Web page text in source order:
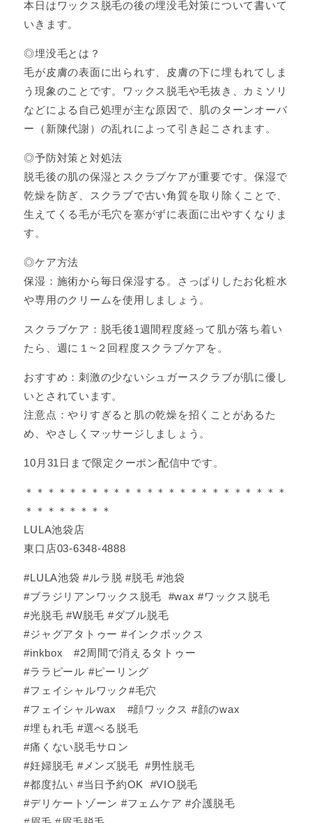
本日はワックス脱毛の後の埋没毛対策について書いて
いきます。
◎埋没毛とは？
毛が皮膚の表面に出られす、皮膚の下に埋もれてしま
う現象のことです。ワックス脱毛や毛抜き、カミソリ
などによる自己処理が主な原因で、肌のターンオーバ
ー（新陳代謝）の乱れによって引き起こされます。
◎予防対策と対処法
脱毛後の肌の保湿とスクラブケアが重要です。保湿で
乾燥を防ぎ、スクラブで古い角質を取り除くことで、
生えてくる毛が毛穴を塞がずに表面に出やすくなりま
す。
◎ケア方法
保湿：施術から毎日保湿する。さっぱりしたお化粧水
や専用のクリームを使用しましょう。
スクラブケア：脱毛後1週間程度経って肌が落ち着い
たら、週に１~２回程度スクラブケアを。
おすすめ：刺激の少ないシュガースクラブが肌に優し
いとされています。
注意点：やりすぎると肌の乾燥を招くことがあるた
め、やさしくマッサージしましょう。
10月31日まで限定クーポン配信中です。
＊＊＊＊＊＊＊＊＊＊＊＊＊＊＊＊＊＊＊＊＊＊＊＊
＊＊＊＊＊＊＊＊
LULA池袋店
東口店03-6348-4888
#LULA池袋 #ルラ脱 #脱毛 #池袋
#ブラジリアンワックス脱毛 #wax #ワックス脱毛
#光脱毛 #W脱毛 #ダブル脱毛
#ジャグアタトゥー #インクボックス
#inkbox #2周間で消えるタトゥー
#ララピール #ピーリング
#フェイシャルワック#毛穴
#フェイシャルwax #顔ワックス #顔のwax
#埋もれ毛 #選べる脱毛
#痛くない脱毛サロン
#妊婦脱毛 #メンズ脱毛 #男性脱毛
#都度払い #当日予約OK #VIO脱毛
#デリケートゾーン #フェムケア #介護脱毛